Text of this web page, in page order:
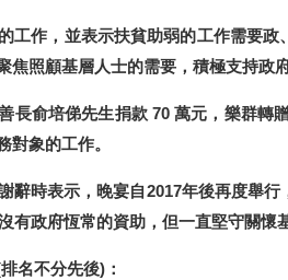
工作 ，並表示扶貧助弱的工作需要
焦照顧基層人士的需要，積極支持政
長俞培俤先生捐款 70 萬元，樂群
對象的工作。
辭時表示，晚宴自2017年後再度舉
有政府恆常的資助，但一直堅守關懷
名不分先後)：